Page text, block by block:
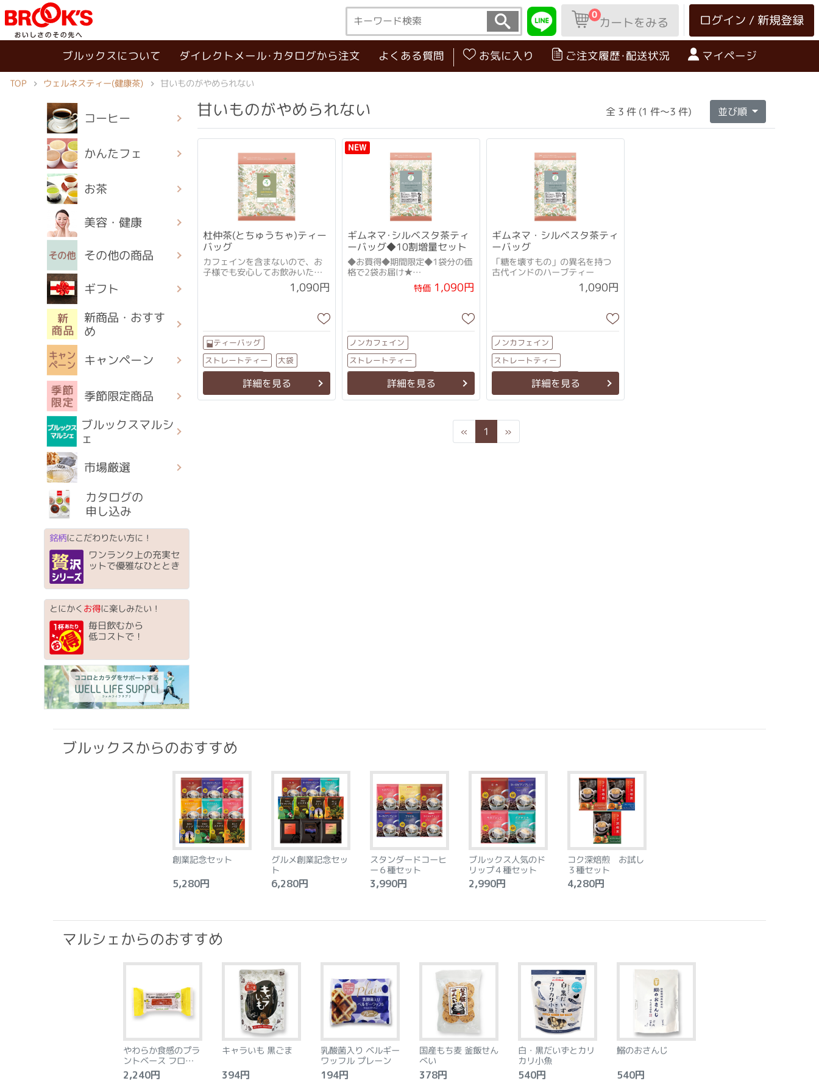
ログイン / 新規登録
0カートをみる
ブルックスについて ダイレクトメール･カタログから注文 よくある質問 お気に入り ご注文履歴･配送状況 マイページ
TOP ウェルネスティー(健康茶) 甘いものがやめられない
コーヒー
かんたフェ
お茶
美容・健康
その他の商品
ギフト
新商品・おすす
め
キャンペーン
季節限定商品
ブルックスマルシ
ェ
市場厳選
カタログの
申し込み
銘柄にこだわりたい方に！
ワンランク上の充実セ
ットで優雅なひととき
とにかく お得に楽しみたい！
毎日飲むから
低コストで！
甘いものがやめられない 全 3 件 (1 件～3 件) 並び順
杜仲茶(とちゅうちゃ)ティー
バッグ
カフェインを含まないので、お
子様でも安心してお飲みいただ
1,090円
ティーバッグ
ストレートティー 大袋
ノンカフェイン詳細を見る
NEW
ギムネマ･シルベスタ茶ティ
ーバッグ◆10割増量セット
◆お買得◆期間限定◆1袋分の価
格で2袋お届け★
「グルマール（糖を壊すも
の）」の異名を持つ古代
特価 1,090円
ノンカフェイン
ストレートティー
ティーバッグ 大袋
詳細を見る
ギムネマ・シルベスタ茶ティ
ーバッグ
「糖を壊すもの」の異名を持つ
古代インドのハーブティー
1,090円
ノンカフェイン
ストレートティー
ティーバッグ 大袋
詳細を見る
« Previous
1 »Next
ブルックスからのおすすめ
創業記念セット
5,280円
グルメ創業記念セッ
ト
6,280円
スタンダードコーヒ
ー６種セット
3,990円
ブルックス人気のド
リップ４種セット
2,990円
コク深焙煎 お試し
３種セット
4,280円
マルシェからのおすすめ
やわらか食感のプラ
ントベース フロラン
タン アーモンド&レ
モン 8個
2,240円
キャラいも 黒ごま
394円
乳酸菌入り ベルギー
ワッフル プレーン
194円
国産もち麦 釜飯せん
べい
378円
白・黒だいずとカリ
カリ小魚
540円
鰯のおさんじ
540円